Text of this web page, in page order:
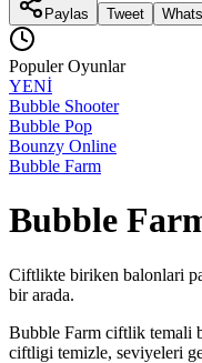
Paylas Tweet
Populer Oyunlar
YENİ
Bubble Shooter
Bubble Pop
Bounzy Online
Bubble Farm
Bubble
Ciftlikte biriken balonlari
bir arada.
Bubble Farm ciftlik temali
ciftligi temizle, seviyeleri